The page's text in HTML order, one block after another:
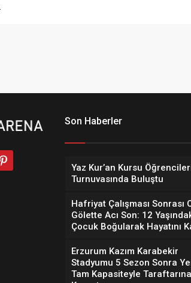
Son Haberler
Yaz Kur’an Kursu
Turnuvasında Buluştu
Hafriyat Çalışması Sonrası
Gölette Acı Son: 12
Çocuk Boğularak Hayatını
Erzurum Kazım Karabekir
Stadyumu 5 Sezon Sonra
Tam Kapasiteyle Taraftarına